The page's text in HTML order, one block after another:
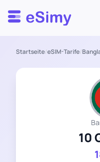
Esimy
Startseite/eSIM-Tarife/
10